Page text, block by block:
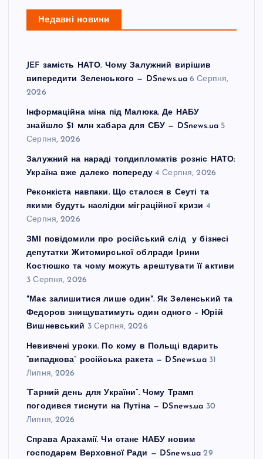
Недавні новини
JEF замість НАТО. Чому Залужний вирішив
випередити Зеленського — DSnews.ua 6 Серпня,
2026
Інформаційна міна під Малюка. Де НАБУ
знайшло $1 млн хабара для СБУ — DSnews.ua 5
Серпня, 2026
Залужний на нараді топдипломатів розніс НАТО:
Україна вже далеко попереду 4 Серпня, 2026
Реконкіста навпаки. Що сталося в Сеуті та
якими будуть наслідки міграційної кризи 4
Серпня, 2026
ЗМІ повідомили про російський слід у бізнесі
депутатки Житомирської облради Ірини
Костюшко та чому можуть арештувати її активи
3 Серпня, 2026
"Має залишитися лише один". Як Зеленський та
Федоров знищуватимуть один одного – Юрій
Вишневський 3 Серпня, 2026
Невивчені уроки. По кому в Польщі вдарить
“випадкова” російська ракета — DSnews.ua 31
Липня, 2026
“Гарний день для України”. Чому Трамп
погодився тиснути на Путіна — DSnews.ua 30
Липня, 2026
Справа Арахамії. Чи стане НАБУ новим
господарем Верховної Ради — DSnews.ua 29